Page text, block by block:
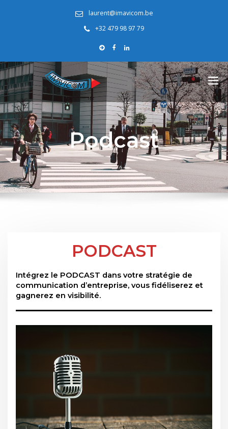
laurent@imavicom.be
+32 479 98 97 79
Podcast
PODCAST
Intégrez le PODCAST dans votre stratégie de
communication d’entreprise, vous fidéliserez et
gagnerez en visibilité.